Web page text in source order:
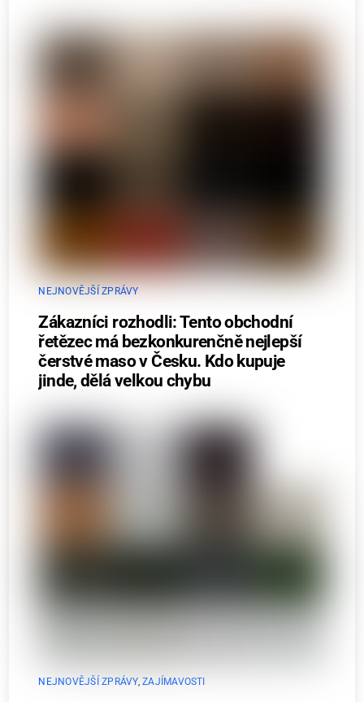
NEJNOVĚJŠÍ ZPRÁVY
Zákazníci rozhodli: Tento obchodní
řetězec má bezkonkurenčně nejlepší
čerstvé maso v Česku. Kdo kupuje
jinde, dělá velkou chybu
NEJNOVĚJŠÍ ZPRÁVY,ZAJÍMAVOSTI